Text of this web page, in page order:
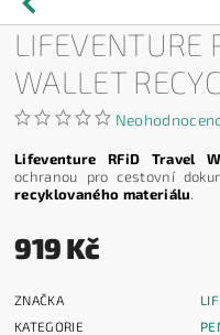
LIFEVENTURE
WALLET
Lifeventure RFiD Travel
ochranou pro cestovní
recyklovaného materiálu.
919 Kč
ZNAČKA
KATEGORIE